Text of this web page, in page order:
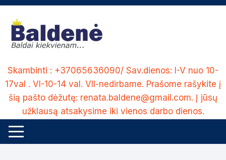
Skip
content
Skambinti : +37065636090/ Sav.dienos: I-V nuo 10-
17val . VI-10-14 val. VII-nedirbame. Prašome rašykite į
šią pašto dėžutę: renata.baldene@gmail.com. Į jūsų
užklausą atsakysime iki vienos darbo dienos.